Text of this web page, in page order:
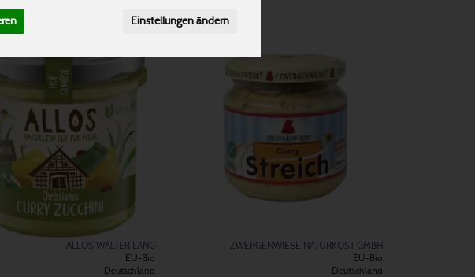
Einstellungen ändern
ALLOS WALTER LANG
EU-Bio
Deutschland
ZWERGENWIESE NATURKOST GMBH
EU-Bio
Deutschland